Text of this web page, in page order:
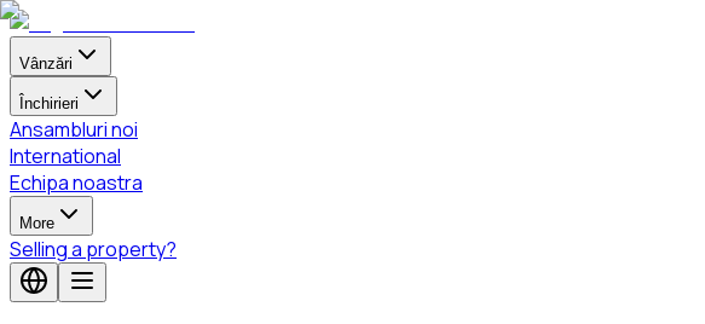
Vânzări
Închirieri
Ansambluri noi
International
Echipa noastra
More
Selling a property?